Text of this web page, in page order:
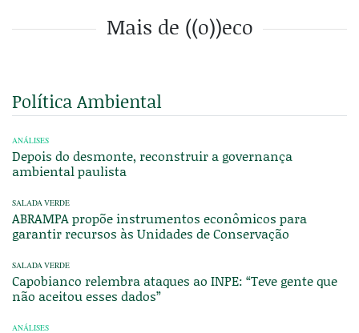
Mais de ((o))eco
Política Ambiental
ANÁLISES
Depois do desmonte, reconstruir a governança
ambiental paulista
SALADA VERDE
ABRAMPA propõe instrumentos econômicos para
garantir recursos às Unidades de Conservação
SALADA VERDE
Capobianco relembra ataques ao INPE: “Teve gente que
não aceitou esses dados”
ANÁLISES